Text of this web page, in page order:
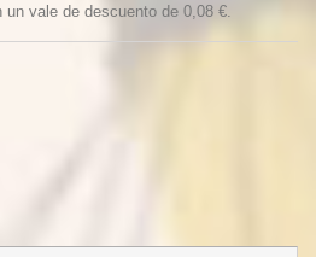
un vale de descuento de 0,08 €.